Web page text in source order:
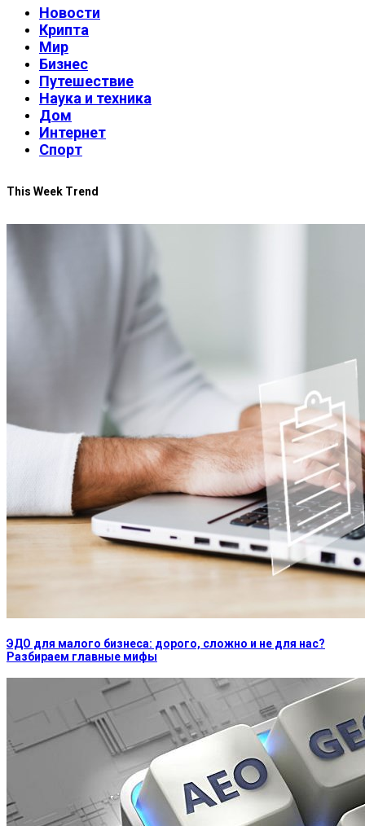
Новости
Крипта
Мир
Бизнес
Путешествие
Наука и техника
Дом
Интернет
Спорт
This Week Trend
ЭДО для малого бизнеса: дорого, сложно и не для нас?
Разбираем главные мифы